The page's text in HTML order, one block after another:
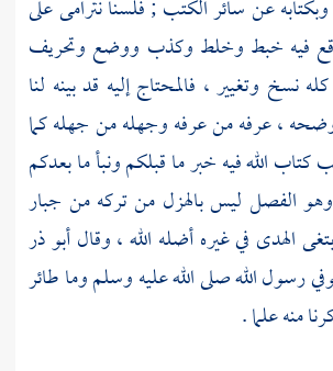
عن سائر الكتب ; فلسنا نترامى على
وقع فيه خبط وخلط وكذب ووضع وتحريف
نسخ وتغيير ، فالمحتاج إليه قد بينه لنا
، عرفه من عرفه وجهله من جهله كما
كتاب الله فيه خبر ما قبلكم ونبأ ما بعدكم
الفصل ليس بالهزل من تركه من جبار
الهدى في غيره أضله الله ، وقالأبو ذر
رسول الله صلى الله عليه وسلم وما طائر
منه علما .